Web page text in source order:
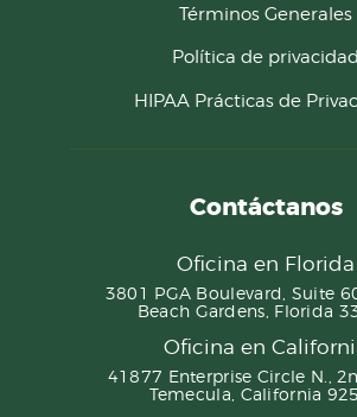
Términos Generales
Política de privacidad
HIPAA Prácticas de
Contáctanos
Oficina en Florida
3801 PGA Boulevard, Suite
Beach Gardens, Florida
Oficina en
41877 Enterprise Circle N.,
Temecula, California